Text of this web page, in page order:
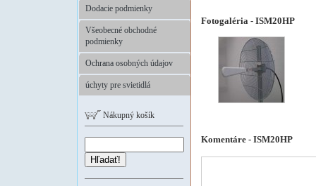
Dodacie podmienky
Všeobecné obchodné
podmienky
Ochrana osobných údajov
úchyty pre svietidlá
Nákupný košík
Hľadať!
Fotogaléria - ISM20HP
Komentáre - ISM20HP